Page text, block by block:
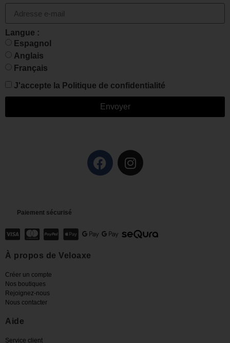
Langue :
Espagnol
Anglais
Français
J'accepte la Politique de confidentialité
Envoyer
Paiement sécurisé
À propos de Veloaxe
Créer un compte
Nos boutiques
Rejoignez-nous
Nous contacter
Aide
Service client